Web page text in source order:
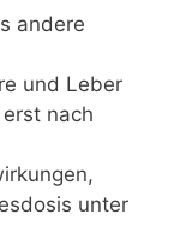
andere
und Leber
nach
unter